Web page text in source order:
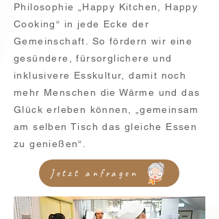
Philosophie „Happy Kitchen, Happy
Cooking“ in jede Ecke der
Gemeinschaft. So fördern wir eine
gesündere, fürsorglichere und
inklusivere Esskultur, damit noch
mehr Menschen die Wärme und das
Glück erleben können, „gemeinsam
am selben Tisch das gleiche Essen
zu genießen“.
Jetzt anfragen